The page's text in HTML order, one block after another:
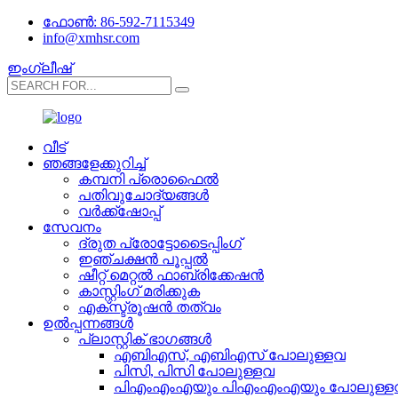
ഫോൺ: 86-592-7115349
info@xmhsr.com
ഇംഗ്ലീഷ്
വീട്
ഞങ്ങളേക്കുറിച്ച്
കമ്പനി പ്രൊഫൈൽ
പതിവുചോദ്യങ്ങൾ
വർക്ക്‌ഷോപ്പ്
സേവനം
ദ്രുത പ്രോട്ടോടൈപ്പിംഗ്
ഇഞ്ചക്ഷൻ പൂപ്പൽ
ഷീറ്റ് മെറ്റൽ ഫാബ്രിക്കേഷൻ
കാസ്റ്റിംഗ് മരിക്കുക
എക്സ്ട്രൂഷൻ തത്വം
ഉൽപ്പന്നങ്ങൾ
പ്ലാസ്റ്റിക് ഭാഗങ്ങൾ
എബി‌എസ്, എ‌ബി‌എസ് പോലുള്ളവ
പിസി, പിസി പോലുള്ളവ
പി‌എം‌എം‌എയും പി‌എം‌എം‌എയും